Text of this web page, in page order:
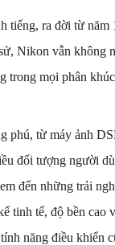
tiếng, ra đời từ
Nikon vẫn không
trong mọi phân
phú, từ máy ảnh
đối tượng người
đến những trải
tinh tế, độ bền cao
năng điều khiển